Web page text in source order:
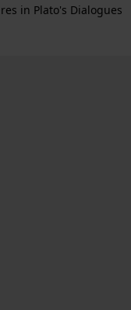
in Plato's Dialogues